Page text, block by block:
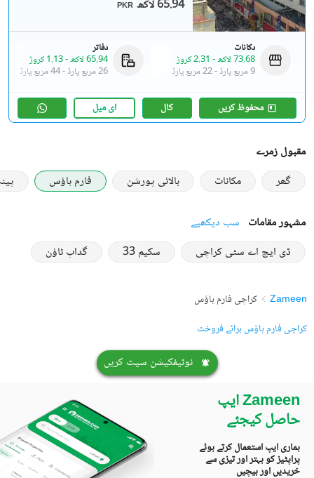
PKR 65.94 لاکھ
دکانات
73.68 لاکھ
- 2.31 کروڑ
9 مربع یارڈ
-22 مربع یارڈ
دفاتر
65.94 لاکھ
-1.13 کروڑ
26 مربع یارڈ
-44 مربع یارڈ
محفوظ کریں کال ای میل
مقبول زمرے
گھر
مکانات بالائی پورشن فارم ہاؤس
مشہور مقامات سب دیکھیے
ڈی ایچ اے سٹی کراچی
سکیم 33 گداپ ٹاؤن
Zameen
کراچی فارم ہاؤس
کراچی فارم ہاؤس برائے فروخت
نوٹیفکیشن سیٹ کریں
Zameen ایپ
حاصل کیجئے
ہماری ایپ استعمال کرتے ہوئے
پراپٹیز کو بہتر اور تیزی سے
خریدیں اور بیچیں